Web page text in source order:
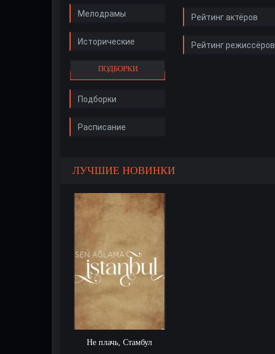
Мелодрамы
Исторические
ПОДБОРКИ
Подборки
Расписание
Рейтинг актёров
Рейтинг режиссёров
ЛУЧШИЕ НОВИНКИ
Не плачь, Стамбул